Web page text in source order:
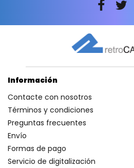
Información
Contacte con nosotros
Términos y condiciones
Preguntas frecuentes
Envío
Formas de pago
Servicio de digitalización